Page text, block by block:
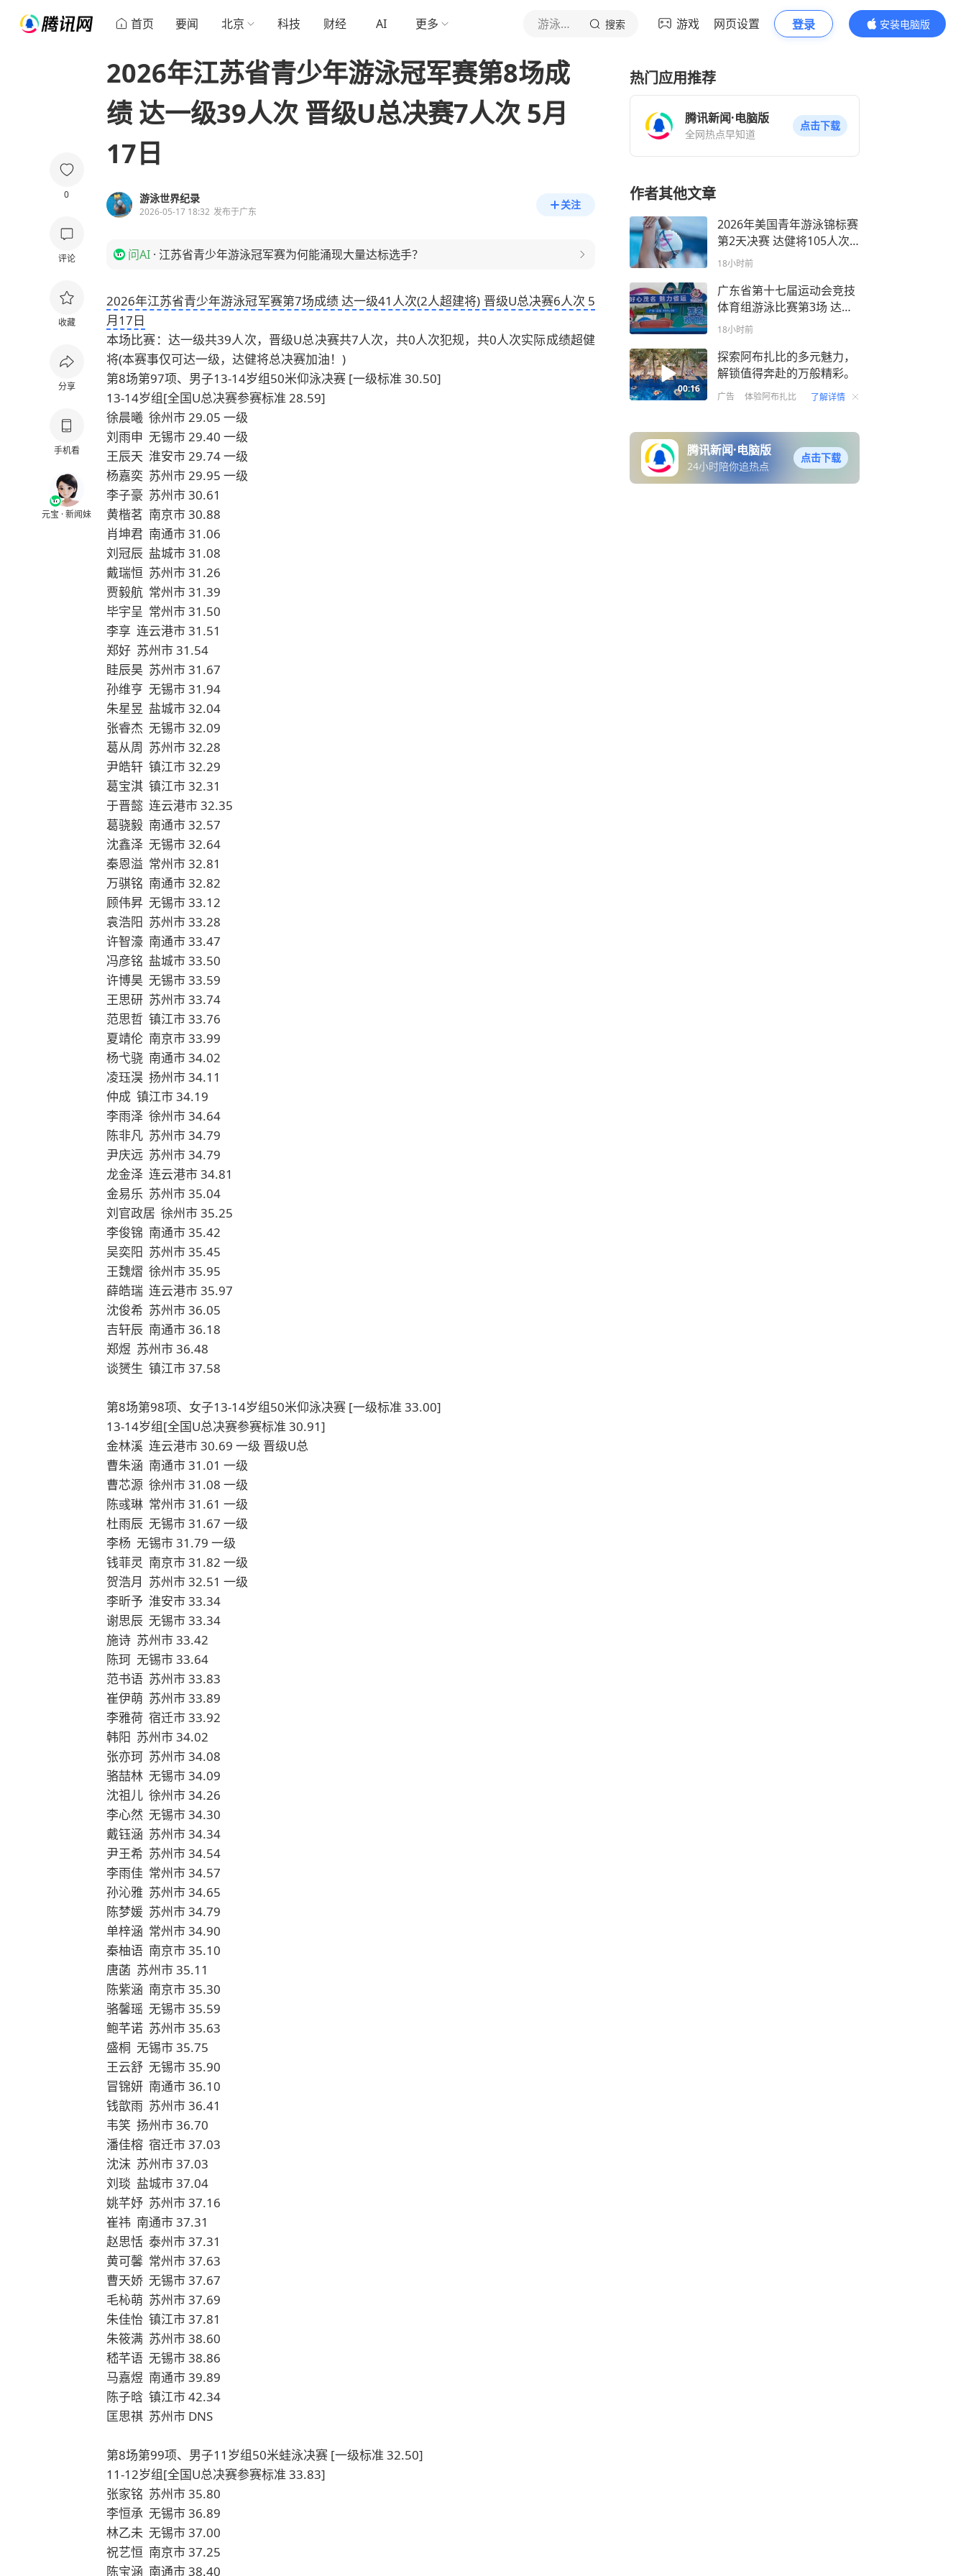
首页 要闻 北京 科技 财经 AI 更多 游泳世界纪录 搜索 游戏 网页设置 登录
安装电脑版
内容更精彩
0
评论
收藏
分享
手机看
元宝 · 新闻妹
2026年江苏省青少年游泳冠军赛第8场成
绩 达一级39人次 晋级U总决赛7人次 5月
17日
游泳世界纪录
2026-05-17 18:32 发布于广东
关注
问AI · 江苏省青少年游泳冠军赛为何能涌现大量达标选手？
2026年江苏省青少年游泳冠军赛第7场成绩 达一级41人次(2人超建将) 晋级U总决赛6人次 5
月17日
本场比赛：达一级共39人次，晋级U总决赛共7人次，共0人次犯规，共0人次实际成绩超健
将(本赛事仅可达一级，达健将总决赛加油！)
第8场第97项、男子13-14岁组50米仰泳决赛 [一级标准 30.50]
13-14岁组[全国U总决赛参赛标准 28.59]
徐晨曦 徐州市 29.05 一级
刘雨申 无锡市 29.40 一级
王辰天 淮安市 29.74 一级
杨嘉奕 苏州市 29.95 一级
李子豪 苏州市 30.61
黄楷茗 南京市 30.88
肖坤君 南通市 31.06
刘冠辰 盐城市 31.08
戴瑞恒 苏州市 31.26
贾毅航 常州市 31.39
毕宇呈 常州市 31.50
李享 连云港市 31.51
郑好 苏州市 31.54
眭辰昊 苏州市 31.67
孙维亨 无锡市 31.94
朱星昱 盐城市 32.04
张睿杰 无锡市 32.09
葛从周 苏州市 32.28
尹皓轩 镇江市 32.29
葛宝淇 镇江市 32.31
于晋懿 连云港市 32.35
葛骁毅 南通市 32.57
沈鑫泽 无锡市 32.64
秦恩溢 常州市 32.81
万骐铭 南通市 32.82
顾伟昇 无锡市 33.12
袁浩阳 苏州市 33.28
许智濠 南通市 33.47
冯彦铭 盐城市 33.50
许博昊 无锡市 33.59
王思研 苏州市 33.74
范思哲 镇江市 33.76
夏靖伦 南京市 33.99
杨弋骁 南通市 34.02
凌珏淏 扬州市 34.11
仲成 镇江市 34.19
李雨泽 徐州市 34.64
陈非凡 苏州市 34.79
尹庆远 苏州市 34.79
龙金泽 连云港市 34.81
金易乐 苏州市 35.04
刘官政居 徐州市 35.25
李俊锦 南通市 35.42
吴奕阳 苏州市 35.45
王魏熠 徐州市 35.95
薛皓瑞 连云港市 35.97
沈俊希 苏州市 36.05
吉轩辰 南通市 36.18
郑煜 苏州市 36.48
谈赟生 镇江市 37.58
第8场第98项、女子13-14岁组50米仰泳决赛 [一级标准 33.00]
13-14岁组[全国U总决赛参赛标准 30.91]
金林溪 连云港市 30.69 一级 晋级U总
曹朱涵 南通市 31.01 一级
曹芯源 徐州市 31.08 一级
陈彧琳 常州市 31.61 一级
杜雨辰 无锡市 31.67 一级
李杨 无锡市 31.79 一级
钱菲灵 南京市 31.82 一级
贺浩月 苏州市 32.51 一级
李昕予 淮安市 33.34
谢思辰 无锡市 33.34
施诗 苏州市 33.42
陈珂 无锡市 33.64
范书语 苏州市 33.83
崔伊萌 苏州市 33.89
李雅荷 宿迁市 33.92
韩阳 苏州市 34.02
张亦珂 苏州市 34.08
骆喆林 无锡市 34.09
沈祖儿 徐州市 34.26
李心然 无锡市 34.30
戴钰涵 苏州市 34.34
尹王希 苏州市 34.54
李雨佳 常州市 34.57
孙沁雅 苏州市 34.65
陈梦媛 苏州市 34.79
单梓涵 常州市 34.90
秦柚语 南京市 35.10
唐菡 苏州市 35.11
陈紫涵 南京市 35.30
骆馨瑶 无锡市 35.59
鲍芊诺 苏州市 35.63
盛桐 无锡市 35.75
王云舒 无锡市 35.90
冒锦妍 南通市 36.10
钱歆雨 苏州市 36.41
韦笑 扬州市 36.70
潘佳榕 宿迁市 37.03
沈沫 苏州市 37.03
刘琰 盐城市 37.04
姚芊妤 苏州市 37.16
崔祎 南通市 37.31
赵思恬 泰州市 37.31
黄可馨 常州市 37.63
曹天娇 无锡市 37.67
毛杺萌 苏州市 37.69
朱佳怡 镇江市 37.81
朱筱满 苏州市 38.60
嵇芊语 无锡市 38.86
马嘉煜 南通市 39.89
陈子晗 镇江市 42.34
匡思祺 苏州市 DNS
第8场第99项、男子11岁组50米蛙泳决赛 [一级标准 32.50]
11-12岁组[全国U总决赛参赛标准 33.83]
张家铭 苏州市 35.80
李恒承 无锡市 36.89
林乙未 无锡市 37.00
祝艺恒 南京市 37.25
陈宝涵 南通市 38.40
热门应用推荐
腾讯新闻·电脑版
全网热点早知道
点击下载
作者其他文章
2026年美国青年游泳锦标赛
第2天决赛 达健将105人次
达一级98人次 达我国U总决
18小时前
广东省第十七届运动会竞技
体育组游泳比赛第3场 达一
级29人次(超健将3人次) 晋
纪录7人次 8月5日
18小时前
00:16
探索阿布扎比的多元魅力，
解锁值得奔赴的万般精彩。
广告 体验阿布扎比 了解详情
腾讯新闻·电脑版
24小时陪你追热点
点击下载